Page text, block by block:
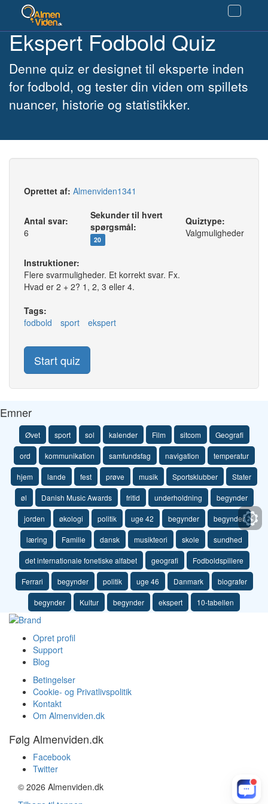
Ekspert Fodbold Quiz
Denne quiz er designet til eksperte inden
for fodbold, og tester din viden om spillets
nuancer, historie og statistikker.
Oprettet af: Almenviden1341
Antal svar:
6
Sekunder til hvert
spørgsmål:
20
Quiztype:
Valgmuligheder
Instruktioner:
Flere svarmuligheder. Et korrekt svar. Fx.
Hvad er 2 + 2? 1, 2, 3 eller 4.
Tags:
fodbold
sport ekspert
Start quiz
Emner
Øvet sport sol kalender Film sitcom Geografi
ord kommunikation samfundsfag navigation temperatur
hjem lande fest prøve musik Sportsklubber Stater
øl Danish Music Awards fritid underholdning begynder
jorden økologi politik uge 42 begynder begynder
læring Familie dansk musikteori skole sundhed
det internationale fonetiske alfabet geografi Fodboldspillere
Ferrari begynder politik uge 46 Danmark biografer
begynder Kultur begynder ekspert 10-tabellen
Opret profil
Support
Blog
Betingelser
Cookie- og Privatlivspolitik
Kontakt
Om Almenviden.dk
Følg Almenviden.dk
Facebook
Twitter
© 2026 Almenviden.dk